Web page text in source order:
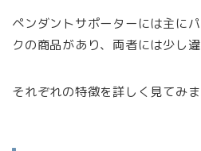
ペンダントサポーターには主に
クの商品があり、両者には少し違
それぞれの特徴を詳しく見てみま